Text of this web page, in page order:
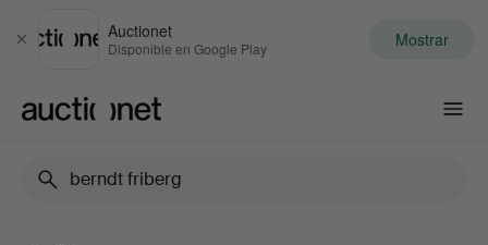
Cerrar
Auctionet
Disponible en Google Play Mostrar